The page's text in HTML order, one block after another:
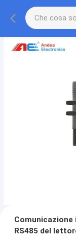
Comunicazione
RS485 del